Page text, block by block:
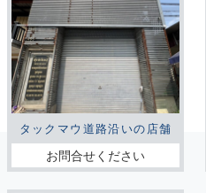
タックマウ道路沿いの店舗
お問合せください